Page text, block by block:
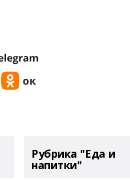
Рубрика "Еда и
напитки"